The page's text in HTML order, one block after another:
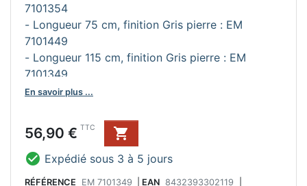
7101354
- Longueur 75 cm, finition Gris pierre : EM
7101449
- Longueur 115 cm, finition Gris pierre : EM
7101349
En savoir plus ...
Prix
56,90 € TTC

 Expédié sous 3 à 5 jours
RÉFÉRENCE EM 7101349 EAN 8432393302119